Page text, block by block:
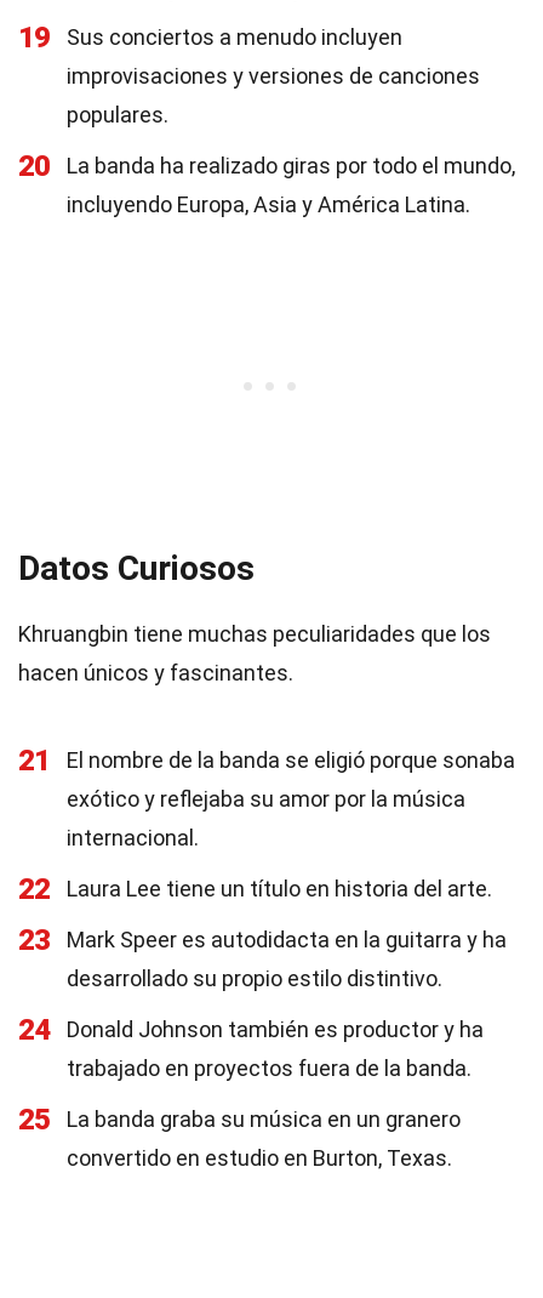
19
Sus conciertos a menudo incluyen
improvisaciones y versiones de canciones
populares.
20
La banda ha realizado giras por todo el mundo,
incluyendo Europa, Asia y América Latina.
Datos Curiosos
Khruangbin tiene muchas peculiaridades que los
hacen únicos y fascinantes.
21
El nombre de la banda se eligió porque sonaba
exótico y reflejaba su amor por la música
internacional.
22 Laura Lee tiene un título en historia del arte.
23
Mark Speer es autodidacta en la guitarra y ha
desarrollado su propio estilo distintivo.
24
Donald Johnson también es productor y ha
trabajado en proyectos fuera de la banda.
25
La banda graba su música en un granero
convertido en estudio en Burton, Texas.